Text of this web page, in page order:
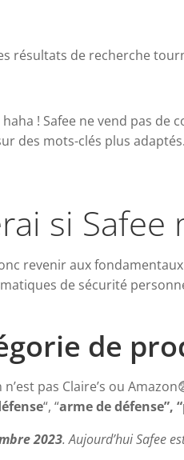
résultats de recherche
haha ! Safee ne vend pas
des mots-clés plus adaptés.
si Safee
revenir aux
de sécurité
de
pas Claire’s ou
“, “arme de défense”,
2023. Aujourd’hui Safee